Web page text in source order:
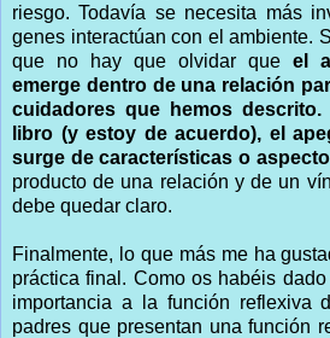
riesgo. Todavía se necesita más
genes interactúan con el ambiente.
que no hay que olvidar que el
emerge dentro de una relación
cuidadores que hemos descrito.
libro (y estoy de acuerdo), el
surge de características o
producto de una relación y de un
debe quedar claro.
Finalmente, lo que más me ha
práctica final. Como os habéis
importancia a la función reflexiva
padres que presentan una función